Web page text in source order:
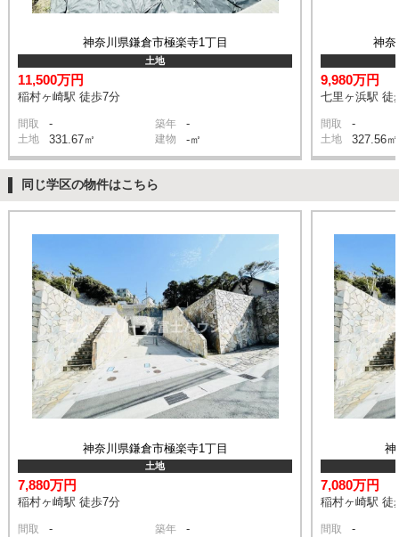
神奈川県鎌倉市極楽寺1丁目
土地
11,500万円
稲村ヶ崎駅 徒歩7分
間取 - 築年 -
土地 331.67㎡ 建物 -㎡
神奈
9,980万円
七里ヶ浜駅 徒
間取 -
土地 327.56㎡
同じ学区の物件はこちら
神奈川県鎌倉市極楽寺1丁目
土地
7,880万円
稲村ヶ崎駅 徒歩7分
間取 - 築年 -
神
7,080万円
稲村ヶ崎駅 徒
間取 -